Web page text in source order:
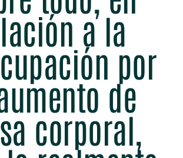
a la
por
de
corporal,